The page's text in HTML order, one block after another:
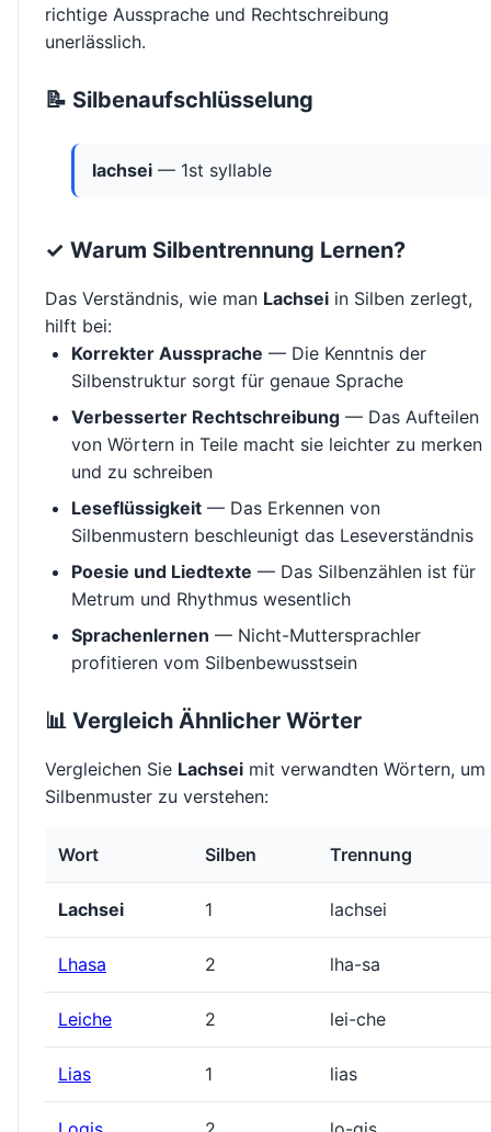
richtige Aussprache und Rechtschreibung
unerlässlich.
📝 Silbenaufschlüsselung
lachsei — 1st syllable
✓ Warum Silbentrennung Lernen?
Das Verständnis, wie man Lachsei in Silben zerlegt,
hilft bei:
Korrekter Aussprache — Die Kenntnis der
Silbenstruktur sorgt für genaue Sprache
Verbesserter Rechtschreibung — Das Aufteilen
von Wörtern in Teile macht sie leichter zu merken
und zu schreiben
Leseflüssigkeit — Das Erkennen von
Silbenmustern beschleunigt das Leseverständnis
Poesie und Liedtexte — Das Silbenzählen ist für
Metrum und Rhythmus wesentlich
Sprachenlernen — Nicht-Muttersprachler
profitieren vom Silbenbewusstsein
📊 Vergleich Ähnlicher Wörter
Vergleichen Sie Lachsei mit verwandten Wörtern, um
Silbenmuster zu verstehen:
Wort Silben Trennung
Lachsei 1 lachsei
Lhasa 2 lha-sa
Leiche 2 lei-che
Lias 1 lias